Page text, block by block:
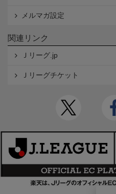
メルマガ設定
関連リンク
Ｊリーグ.jp
Ｊリーグチケット